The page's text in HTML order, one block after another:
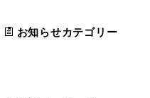
お知らせカテゴリー